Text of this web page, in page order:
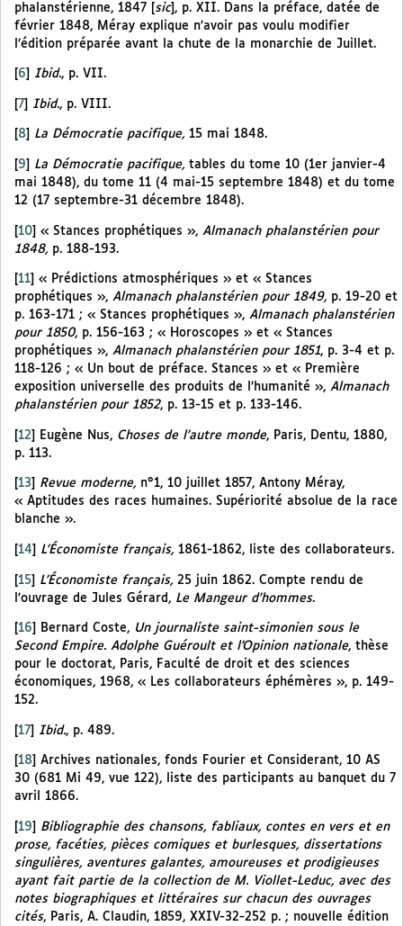
phalanstérienne, 1847 [sic], p. XII. Dans la préface, datée de
février 1848, Méray explique n’avoir pas voulu modifier
l’édition préparée avant la chute de la monarchie de Juillet.
6 Ibid., p. VII.
[7] Ibid., p. VIII.
8 La Démocratie pacifique, 15 mai 1848.
9 La Démocratie pacifique, tables du tome 10 (1er janvier-4
mai 1848), du tome 11 (4 mai-15 septembre 1848) et du tome
12 (17 septembre-31 décembre 1848).
[10] « Stances prophétiques », Almanach phalanstérien pour
1848, p. 188-193.
11
« Prédictions atmosphériques » et « Stances
prophétiques », Almanach phalanstérien pour 1849, p. 19-20 et
p. 163-171 ; « Stances prophétiques », Almanach phalanstérien
pour 1850, p. 156-163 ; « Horoscopes » et « Stances
prophétiques », Almanach phalanstérien pour 1851, p. 3-4 et p.
118-126 ; « Un bout de préface. Stances » et « Première
exposition universelle des produits de l’humanité », Almanach
phalanstérien pour 1852, p. 13-15 et p. 133-146.
[12] Eugène Nus, Choses de l’autre monde, Paris, Dentu, 1880,
p. 113.
13 Revue moderne, n°1, 10 juillet 1857, Antony Méray,
« Aptitudes des races humaines. Supériorité absolue de la race
blanche ».
14 L’Économiste français, 1861-1862, liste des collaborateurs.
[15] L’Économiste français, 25 juin 1862. Compte rendu de
l’ouvrage de Jules Gérard, Le Mangeur d’hommes.
16 Bernard Coste, Un journaliste saint-simonien sous le
Second Empire. Adolphe Guéroult et l’Opinion nationale, thèse
pour le doctorat, Paris, Faculté de droit et des sciences
économiques, 1968, « Les collaborateurs éphémères », p. 149-
152.
[17] Ibid., p. 489.
18
Archives nationales, fonds Fourier et Considerant, 10 AS
30 (681 Mi 49, vue 122), liste des participants au banquet du 7
avril 1866.
19
Bibliographie des chansons, fabliaux, contes en vers et en
prose, facéties, pièces comiques et burlesques, dissertations
singulières, aventures galantes, amoureuses et prodigieuses
ayant fait partie de la collection de M. Viollet-Leduc, avec des
notes biographiques et littéraires sur chacun des ouvrages
cités, Paris, A. Claudin, 1859, XXIV-32-252 p. ; nouvelle édition